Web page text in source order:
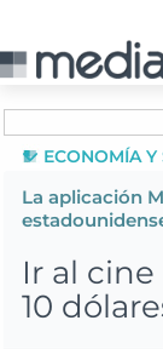
ECONOMÍA
La aplicación
Ir al
10